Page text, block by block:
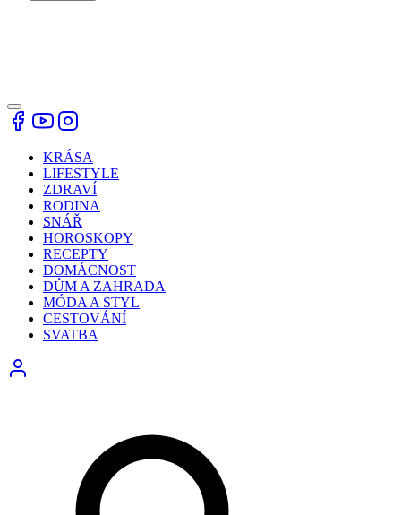
KRÁSA
LIFESTYLE
ZDRAVÍ
RODINA
SNÁŘ
HOROSKOPY
RECEPTY
DOMÁCNOST
DŮM A ZAHRADA
MÓDA A STYL
CESTOVÁNÍ
SVATBA